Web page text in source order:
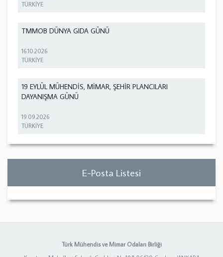
TÜRKİYE
TMMOB DÜNYA GIDA GÜNÜ
16.10.2026
TÜRKİYE
19 EYLÜL MÜHENDİS, MİMAR, ŞEHİR PLANCILARI
DAYANIŞMA GÜNÜ
19.09.2026
TÜRKİYE
E-Posta Listesi
Türk Mühendis ve Mimar Odaları Birliği